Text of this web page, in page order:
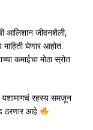
आलिशान जीवनशैली,
घेणार आहोत.
कमाईचा मोठा स्रोत
यशामागचं रहस्य समजून
ठरणार आहे